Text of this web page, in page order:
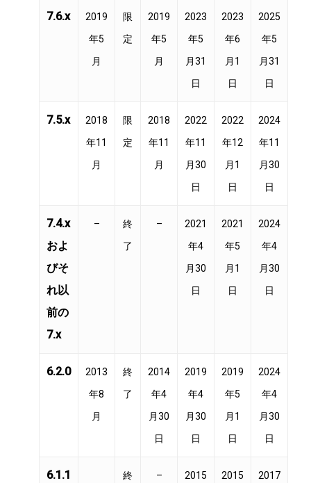
7.6.x
2019
年5
月
限
定
2019
年5
月
2023
年5
月31
日
2023
年6
月1
日
2025
年5
月31
日
7.5.x
2018
年11
月
限
定
2018
年11
月
2022
年11
月30
日
2022
年12
月1
日
2024
年11
月30
日
7.4.x
およ
びそ
れ以
前の
7.x
–
終
了
–
2021
年4
月30
日
2021
年5
月1
日
2024
年4
月30
日
6.2.0
2013
年8
月
終
了
2014
年4
月30
日
2019
年4
月30
日
2019
年5
月1
日
2024
年4
月30
日
6.1.1
終
–
2015
2015
2017